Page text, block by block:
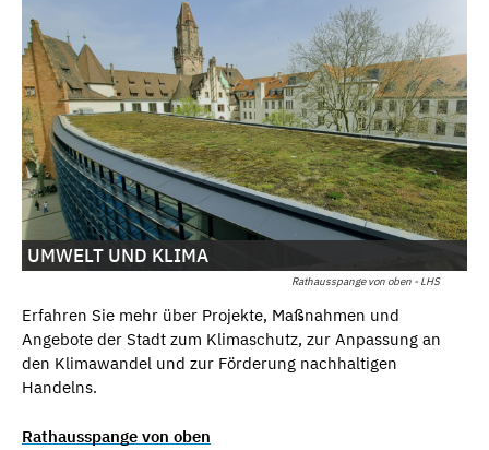
Rathausspange von oben - LHS
UMWELT UND KLIMA
Erfahren Sie mehr über Projekte, Maßnahmen und
Angebote der Stadt zum Klimaschutz, zur Anpassung an
den Klimawandel und zur Förderung nachhaltigen
Handelns.
Rathausspange von oben